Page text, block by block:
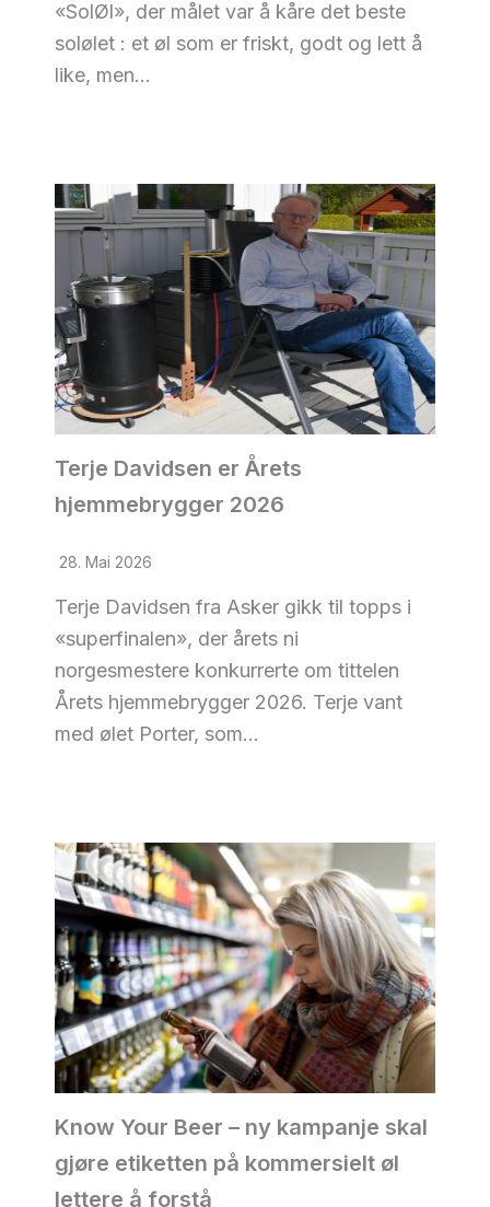
«SolØl», der målet var å kåre det beste
solølet : et øl som er friskt, godt og lett å
like, men…
Terje Davidsen er Årets
hjemmebrygger 2026
28. Mai 2026
Terje Davidsen fra Asker gikk til topps i
«superfinalen», der årets ni
norgesmestere konkurrerte om tittelen
Årets hjemmebrygger 2026. Terje vant
med ølet Porter, som…
Know Your Beer – ny kampanje skal
gjøre etiketten på kommersielt øl
lettere å forstå